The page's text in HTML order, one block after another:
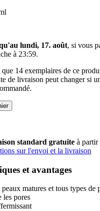
lundi, 17. août, si vous
à 23:59.
14 exemplaires de ce
de livraison peut changer si
standard gratuite à partir
sur l'envoi et la livraison
et avantages
matures et tous types de
les pores